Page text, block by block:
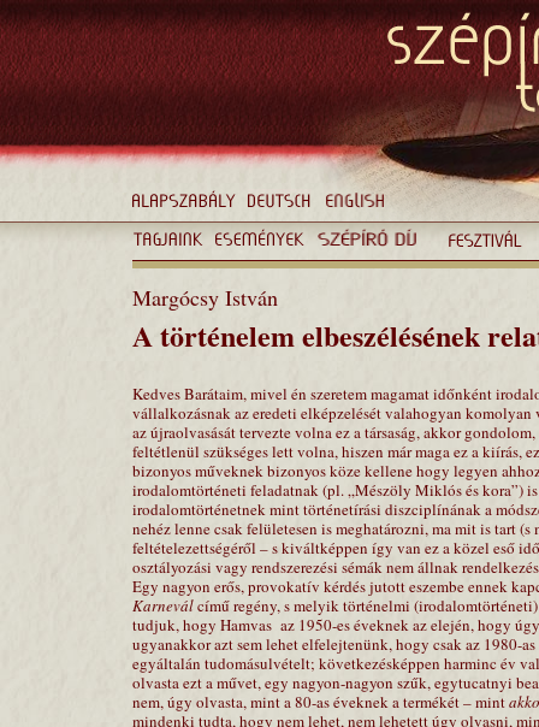
Margócsy István
A történelem elbeszélésének
Kedves Barátaim, mivel én szeretem magamat időnként
vállalkozásnak az eredeti elképzelését valahogyan
az újraolvasását tervezte volna ez a társaság, akkor
feltétlenül szükséges lett volna, hiszen már maga ez a kiírás,
bizonyos műveknek bizonyos köze kellene hogy legyen
irodalomtörténeti feladatnak (pl. „Mészöly Miklós és kora”)
irodalomtörténetnek mint történetírási diszciplínának a
nehéz lenne csak felületesen is meghatározni, ma mit is tart
feltételezettségéről – s kiváltképpen így van ez a közel eső
osztályozási vagy rendszerezési sémák nem állnak
Egy nagyon erős, provokatív kérdés jutott eszembe ennek
Karneválcímű regény, s melyik történelmi
tudjuk, hogy Hamvas az 1950-es éveknek az elején, hogy
ugyanakkor azt sem lehet elfelejtenünk, hogy csak az 1980-
egyáltalán tudomásulvételt; következésképpen harminc év
olvasta ezt a művet, egy nagyon-nagyon szűk, egytucatnyi
nem, úgy olvasta, mint a 80-as éveknek a termékét – mint
mindenki tudta, hogy nem lehet, nem lehetett úgy olvasni,